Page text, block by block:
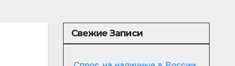
Свежие Записи